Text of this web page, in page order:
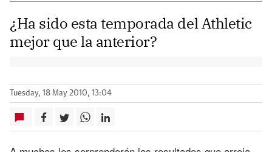
¿Ha sido esta temporada del Athletic
mejor que la anterior?
Tuesday, 18 May 2010, 13:04